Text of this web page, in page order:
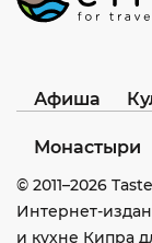
Афиша
Монастыри
© 2011–2026
Интернет-
и кухне Кипра